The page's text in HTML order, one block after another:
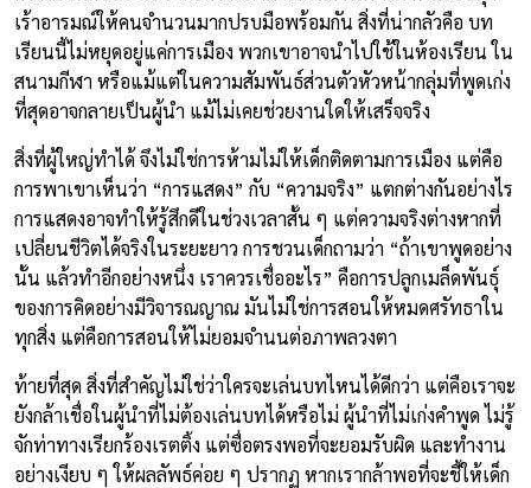
เร้าอารมณ์ให้คนจำนวนมากปรบมือพร้อมกัน สิ่งที่น่ากลัวคือ บท
เรียนนี้ไม่หยุดอยู่แค่การเมือง พวกเขาอาจนำไปใช้ในห้องเรียน ใน
สนามกีฬา หรือแม้แต่ในความสัมพันธ์ส่วนตัวหัวหน้ากลุ่มที่พูดเก่ง
ที่สุดอาจกลายเป็นผู้นำ แม้ไม่เคยช่วยงานใดให้เสร็จจริง
สิ่งที่ผู้ใหญ่ทำได้ จึงไม่ใช่การห้ามไม่ให้เด็กติดตามการเมือง แต่คือ
การพาเขาเห็นว่า “การแสดง” กับ “ความจริง” แตกต่างกันอย่างไร
การแสดงอาจทำให้รู้สึกดีในช่วงเวลาสั้น ๆ แต่ความจริงต่างหากที่
เปลี่ยนชีวิตได้จริงในระยะยาว การชวนเด็กถามว่า “ถ้าเขาพูดอย่าง
นั้น แล้วทำอีกอย่างหนึ่ง เราควรเชื่ออะไร” คือการปลูกเมล็ดพันธุ์
ของการคิดอย่างมีวิจารณญาณ มันไม่ใช่การสอนให้หมดศรัทธาใน
ทุกสิ่ง แต่คือการสอนให้ไม่ยอมจำนนต่อภาพลวงตา
ท้ายที่สุด สิ่งที่สำคัญไม่ใช่ว่าใครจะเล่นบทไหนได้ดีกว่า แต่คือเราจะ
ยังกล้าเชื่อในผู้นำที่ไม่ต้องเล่นบทได้หรือไม่ ผู้นำที่ไม่เก่งคำพูด ไม่รู้
จักท่าทางเรียกร้องเรตติ้ง แต่ซื่อตรงพอที่จะยอมรับผิด และทำงาน
อย่างเงียบ ๆ ให้ผลลัพธ์ค่อย ๆ ปรากฏ หากเรากล้าพอที่จะชี้ให้เด็ก